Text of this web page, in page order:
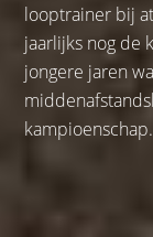
looptrainer bij
jaarlijks nog de
jongere jaren
kampioenschap.